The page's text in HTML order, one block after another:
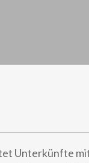
Unterkünfte